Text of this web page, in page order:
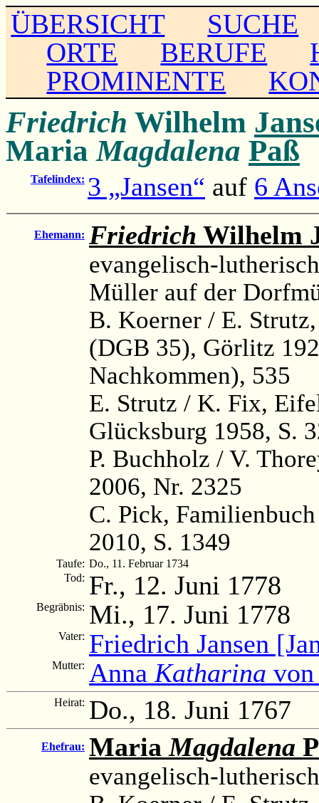
ÜBERSICHT
SUCHE
ORTE
BERUFE
PROMINENTE
Friedrich Wilhelm
MariaMagdalena Paß
Tafelindex: 3 „Jansen“ auf 6
Ehemann: Friedrich Wilhelm
evangelisch-
Müller auf der
B. Koerner / E.
(DGB 35), Görlitz
Nachkommen), 535
E. Strutz / K. Fix,
Glücksburg 1958, S.
P. Buchholz / V.
2006, Nr. 2325
C. Pick,
2010, S. 1349
Taufe: Do., 11. Februar 1734
Tod: Fr., 12. Juni 1778
Begräbnis: Mi., 17. Juni 1778
Vater: Friedrich Jansen
Mutter: Anna Katharina von
Heirat: Do., 18. Juni 1767
Ehefrau: MariaMagdalena
evangelisch-lutherisch